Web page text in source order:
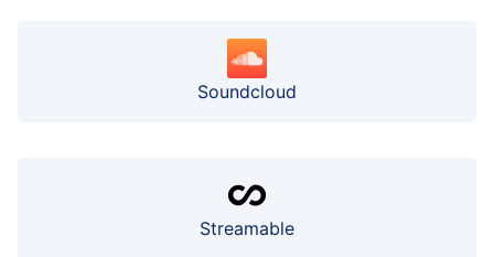
Soundcloud
Streamable